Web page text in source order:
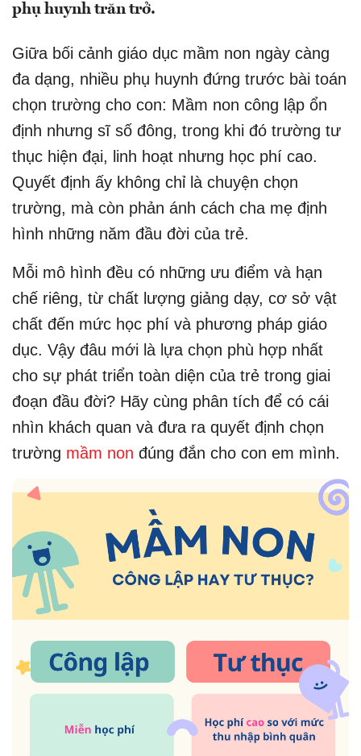
phụ huynh trăn trở.
Giữa bối cảnh giáo dục mầm non ngày càng
đa dạng, nhiều phụ huynh đứng trước bài toán
chọn trường cho con: Mầm non công lập ổn
định nhưng sĩ số đông, trong khi đó trường tư
thục hiện đại, linh hoạt nhưng học phí cao.
Quyết định ấy không chỉ là chuyện chọn
trường, mà còn phản ánh cách cha mẹ định
hình những năm đầu đời của trẻ.
Mỗi mô hình đều có những ưu điểm và hạn
chế riêng, từ chất lượng giảng dạy, cơ sở vật
chất đến mức học phí và phương pháp giáo
dục. Vậy đâu mới là lựa chọn phù hợp nhất
cho sự phát triển toàn diện của trẻ trong giai
đoạn đầu đời? Hãy cùng phân tích để có cái
nhìn khách quan và đưa ra quyết định chọn
trường mầm non đúng đắn cho con em mình.